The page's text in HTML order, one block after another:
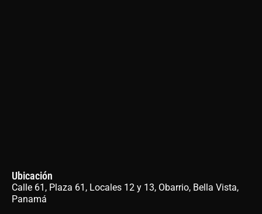
Ubicación
Calle 61, Plaza 61, Locales 12 y 13, Obarrio, Bella Vista,
Panamá